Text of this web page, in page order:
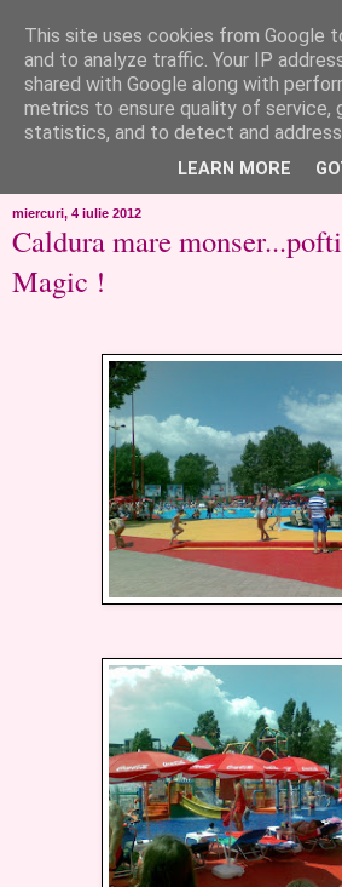
like ?...or not!
..de toate!!!!!..alandala...cum imi trec prin
chef..incercate pe pielea mea..
miercuri, 4 iulie 2012
Caldura mare
Magic !
This site uses cookies from Google
and to analyze traffic. Your IP
shared with Google along with
metrics to ensure quality of service,
statistics, and to detect and address
LEARN MORE